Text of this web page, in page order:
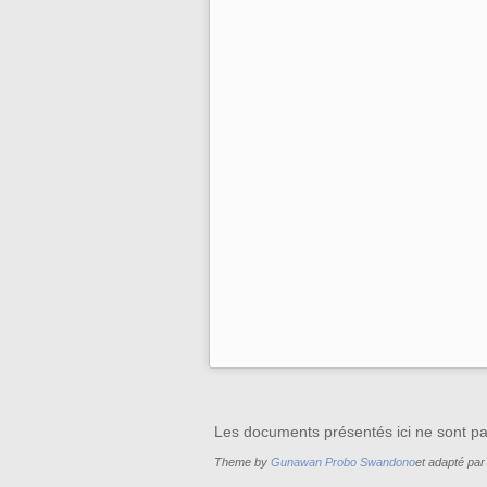
Les documents présentés ici ne sont
Theme by Gunawan Probo Swandonoet adapté par